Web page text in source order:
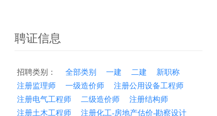
聘证信息
招聘类别： 全部类别 一建 二建
新职称
注册监理师
一级造价师
注册公用设备工程师
注册电气工程师
二级造价师
注册结构师
注册土木工程师
注册化工-房地产估价-勘察设计